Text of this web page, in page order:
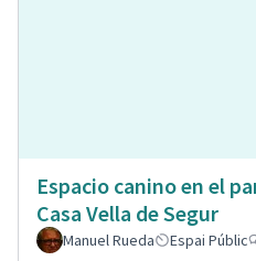
Espacio canino en el
Casa Vella de Segur
Manuel Rueda Espai Públic